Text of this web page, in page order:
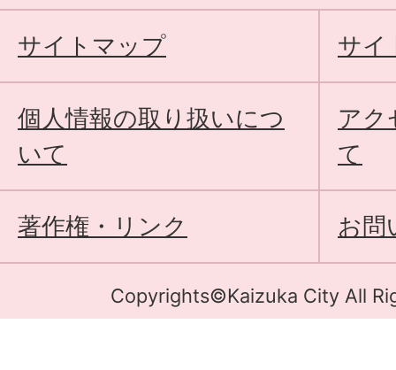
サイトマップ サイ
個人情報の取り扱いにつ
いて
アク
て
著作権・リンク お問
Copyrights©Kaizuka City All